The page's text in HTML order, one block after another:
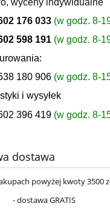
wyceny indywidualne
176 033 (w godz. 8-
598 191 (w godz. 8-
180 906 (w godz. 8-
i wysyłek
396 419 (w godz. 8-
dostawa
powyżej kwoty 3500
- dostawa GRATIS